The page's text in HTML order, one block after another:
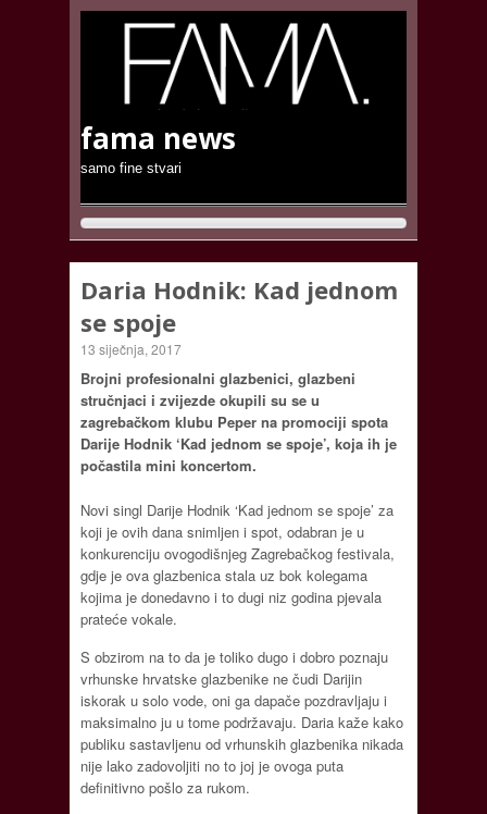
fama news
samo fine stvari
Daria Hodnik: Kad jednom
se spoje
13 siječnja, 2017
Brojni profesionalni glazbenici, glazbeni
stručnjaci i zvijezde okupili su se u
zagrebačkom klubu Peper na promociji spota
Darije Hodnik ‘Kad jednom se spoje’, koja ih je
počastila mini koncertom.
Novi singl Darije Hodnik ‘Kad jednom se spoje’ za
koji je ovih dana snimljen i spot, odabran je u
konkurenciju ovogodišnjeg Zagrebačkog festivala,
gdje je ova glazbenica stala uz bok kolegama
kojima je donedavno i to dugi niz godina pjevala
prateće vokale.
S obzirom na to da je toliko dugo i dobro poznaju
vrhunske hrvatske glazbenike ne čudi Darijin
iskorak u solo vode, oni ga dapače pozdravljaju i
maksimalno ju u tome podržavaju. Daria kaže kako
publiku sastavljenu od vrhunskih glazbenika nikada
nije lako zadovoljiti no to joj je ovoga puta
definitivno pošlo za rukom.